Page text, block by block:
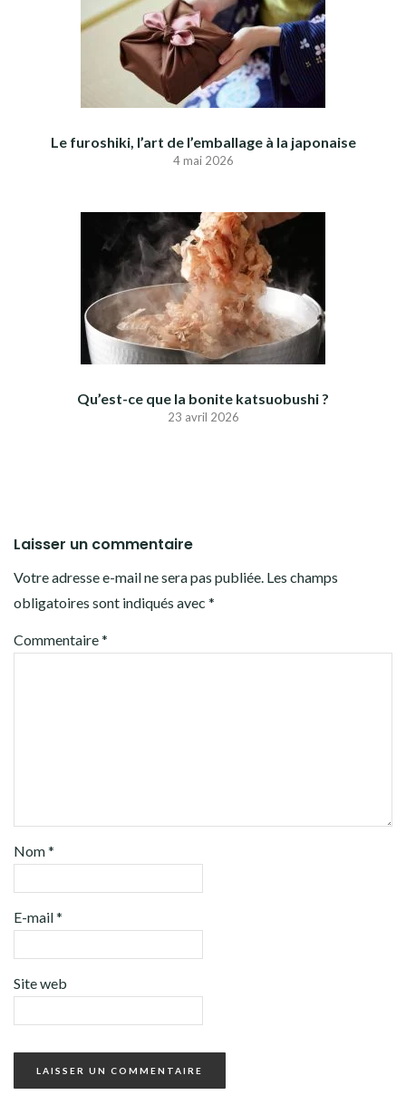
Le furoshiki, l’art de l’emballage à la japonaise
4 mai 2026
Qu’est-ce que la bonite katsuobushi ?
23 avril 2026
Laisser un commentaire
Votre adresse e-mail ne sera pas publiée. Les champs
obligatoires sont indiqués avec *
Commentaire*
Nom*
E-mail*
Site web